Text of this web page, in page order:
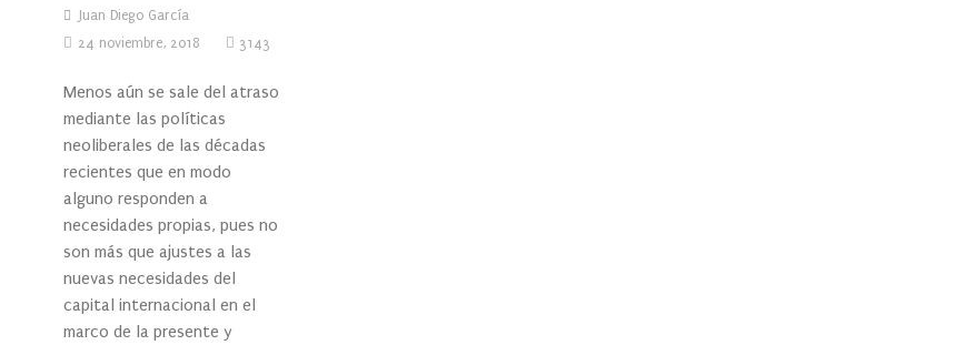
Juan Diego García
24 noviembre, 2018
3143
Menos aún se sale del atraso
mediante las políticas
neoliberales de las décadas
recientes que en modo
alguno responden a
necesidades propias, pues no
son más que ajustes a las
nuevas necesidades del
capital internacional en el
marco de la presente y